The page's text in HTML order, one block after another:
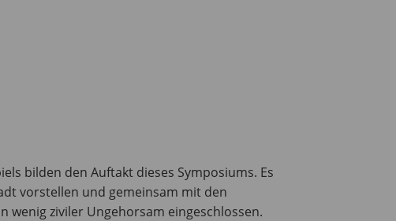
bilden den Auftakt dieses Symposiums. Es
vorstellen und gemeinsam mit den
ziviler Ungehorsam eingeschlossen.